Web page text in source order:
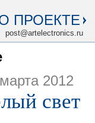
ПРОЕКТЕ
post@artelectronics.ru
2012
свет